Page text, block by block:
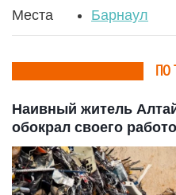
Места Барнаул
ПО
Наивный житель
обокрал своего